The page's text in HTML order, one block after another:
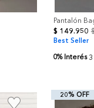
Pantalón
$ 149.950
Best Seller
0% Interés
20% OFF